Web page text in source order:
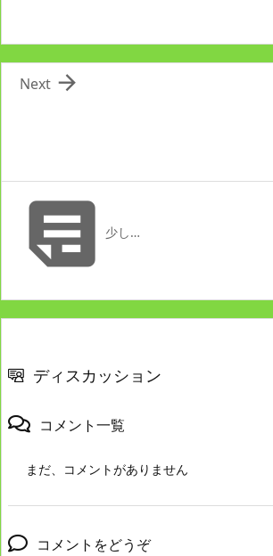

Next
少し…
ディスカッション
コメント一覧
まだ、コメントがありません
コメントをどうぞ